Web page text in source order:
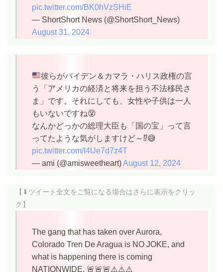
pic.twitter.com/BK0hVzSHiE
— ShortShort News (@ShortShort_News)
August 31, 2024
彼らがバイデン＆カマラ・ハリス政権の言
う「アメリカの経済と将来を担う不法移民さ
ま」です。それにしても、女性や子供は一人
もいないですね😵
なんかどっかの総理大臣も「国の宝」って言
ってたような気がしますけど～⁉️😅
pic.twitter.com/I4Ue7d7z4T
— ami (@amisweetheart)August 12, 2024
【⬇︎ツイート全文をご覧になる場合はさらに表示をクリッ
ク】
The gang that has taken over Aurora,
Colorado Tren De Aragua is NO JOKE, and
what is happening there is coming
NATIONWIDE. 🚨🚨🚨⚠️⚠️⚠️